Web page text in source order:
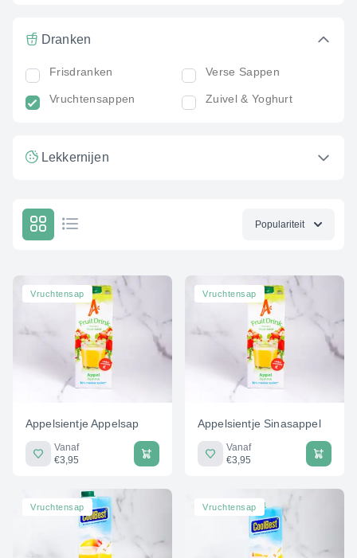
Dranken
Frisdranken Verse Sappen
Vruchtensappen Zuivel & Yoghurt
Lekkernijen
Populariteit
Vruchtensap
Appelsientje Appelsap
Vanaf
€3,95
Vruchtensap
Appelsientje Sinasappel
Vanaf
€3,95
Vruchtensap Vruchtensap